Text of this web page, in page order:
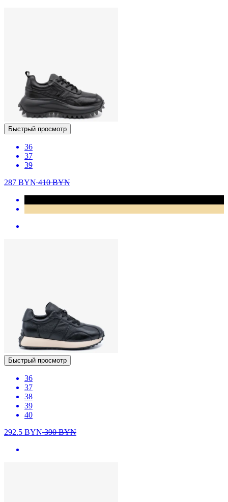
Быстрый просмотр
36
37
39
287 BYN410BYN
Быстрый просмотр
36
37
38
39
40
292.5 BYN390BYN